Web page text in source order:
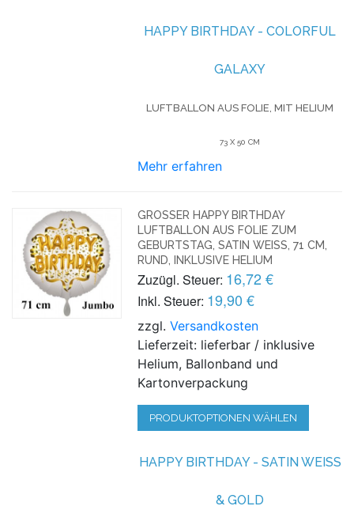
HAPPY BIRTHDAY - COLORFUL
GALAXY
LUFTBALLON AUS FOLIE, MIT HELIUM
73 X 50 CM
Mehr erfahren
GROSSER HAPPY BIRTHDAY L
UFTBALLON AUS FOLIE ZUM G
EBURTSTAG, SATIN WEISS, 71 CM, RU
ND, INKLUSIVE HELIUM
Zuzügl. Steuer: 16,72 €
Inkl. Steuer: 19,90 €
zzgl.Versandkosten
Lieferzeit: lieferbar / inklusive
Helium, Ballonband und
Kartonverpackung
PRODUKTOPTIONEN WÄHLEN
HAPPY BIRTHDAY - SATIN WEISS &
GOLD